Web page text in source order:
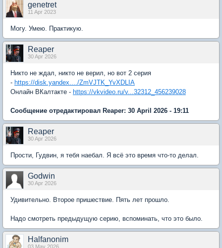
genetret
11 Apr 2023
Могу. Умею. Практикую.
Reaper
30 Apr 2026
Никто не ждал, никто не верил, но вот 2 серия
- https://disk.yandex..../ZmVJTK_YvXDLIA
Онлайн ВКалтакте - https://vkvideo.ru/v...32312_456239028
Сообщение отредактировал Reaper: 30 April 2026 - 19:11
Reaper
30 Apr 2026
Прости, Гудвин, я тебя наебал. Я всё это время что-то делал.
Godwin
30 Apr 2026
Удивительно. Второе пришествие. Пять лет прошло.
Надо смотреть предыдущую серию, вспоминать, что это было.
Halfanonim
03 May 2026